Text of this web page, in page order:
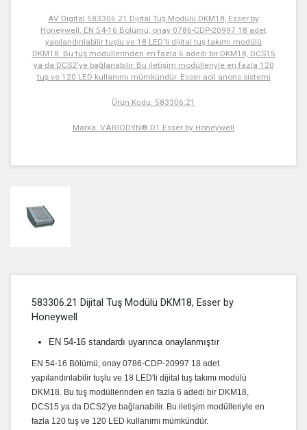
AV Digital 583306.21 Dijital Tuş Modülü DKM18, Esser by
Honeywell. EN 54-16 Bölümü, onay 0786-CDP-20997 18 adet
yapılandırılabilir tuşlu ve 18 LED'li dijital tuş takımı modülü
DKM18. Bu tuş modüllerinden en fazla 6 adedi bir DKM18, DCS15
ya da DCS2'ye bağlanabilir. Bu iletişim modülleriyle en fazla 120
tuş ve 120 LED kullanımı mümkündür. Esser acil anons sistemi
Ürün Kodu: 583306.21
Marka: VARIODYN® D1 Esser by Honeywell
583306.21 Dijital Tuş Modülü DKM18, Esser by
Honeywell
EN 54-16 standardı uyarınca onaylanmıştır
EN 54-16 Bölümü, onay 0786-CDP-20997 18 adet
yapılandırılabilir tuşlu ve 18 LED'li dijital tuş takımı modülü
DKM18. Bu tuş modüllerinden en fazla 6 adedi bir DKM18,
DCS15 ya da DCS2'ye bağlanabilir. Bu iletişim modülleriyle en
fazla 120 tuş ve 120 LED kullanımı mümkündür.